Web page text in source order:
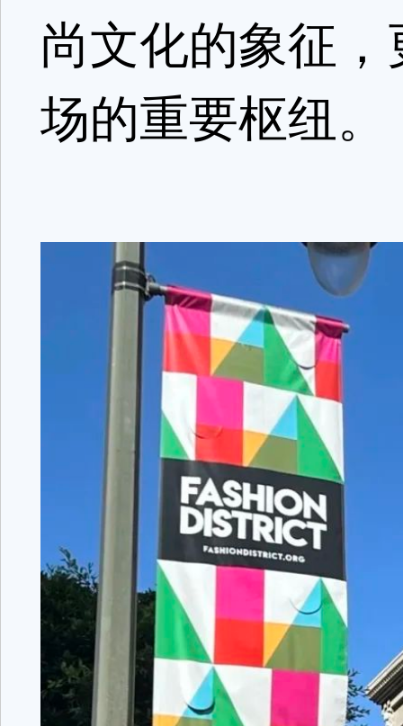
尚文化的象征
场的重要枢纽。